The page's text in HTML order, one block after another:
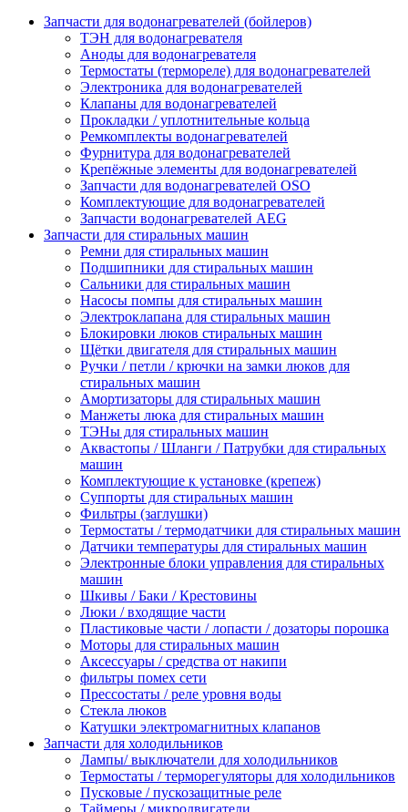
Запчасти для водонагревателей (бойлеров)
ТЭН для водонагревателя
Аноды для водонагревателя
Термостаты (термореле) для водонагревателей
Электроника для водонагревателей
Клапаны для водонагревателей
Прокладки / уплотнительные кольца
Ремкомплекты водонагревателей
Фурнитура для водонагревателей
Крепёжные элементы для водонагревателей
Запчасти для водонагревателей OSO
Комплектующие для водонагревателей
Запчасти водонагревателей AEG
Запчасти для стиральных машин
Ремни для стиральных машин
Подшипники для стиральных машин
Сальники для стиральных машин
Насосы помпы для стиральных машин
Электроклапана для стиральных машин
Блокировки люков стиральных машин
Щётки двигателя для стиральных машин
Ручки / петли / крючки на замки люков для
стиральных машин
Амортизаторы для стиральных машин
Манжеты люка для стиральных машин
ТЭНы для стиральных машин
Аквастопы / Шланги / Патрубки для стиральных
машин
Комплектующие к установке (крепеж)
Суппорты для стиральных машин
Фильтры (заглушки)
Термостаты / термодатчики для стиральных машин
Датчики температуры для стиральных машин
Электронные блоки управления для стиральных
машин
Шкивы / Баки / Крестовины
Люки / входящие части
Пластиковые части / лопасти / дозаторы порошка
Моторы для стиральных машин
Аксессуары / средства от накипи
фильтры помех сети
Прессостаты / реле уровня воды
Стекла люков
Катушки электромагнитных клапанов
Запчасти для холодильников
Лампы/ выключатели для холодильников
Термостаты / терморегуляторы для холодильников
Пусковые / пускозащитные реле